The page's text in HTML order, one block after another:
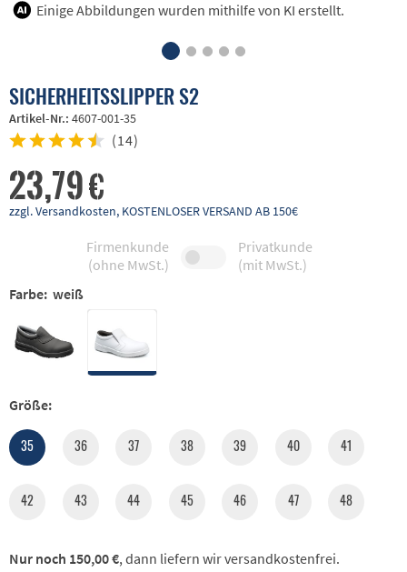
Einige Abbildungen wurden mithilfe von KI erstellt.
SICHERHEITSSLIPPER S2
Artikel-Nr.: 4607-001-35
(14)
23,79 €
zzgl. Versandkosten, KOSTENLOSER VERSAND AB 150€
Firmenkunde
(ohne MwSt.)
Privatkunde
(mit MwSt.)
Farbe: weiß
Größe:
35 36 37 38 39 40 41
42 43 44 45 46 47 48
Nur noch 150,00 €, dann liefern wir versandkostenfrei.